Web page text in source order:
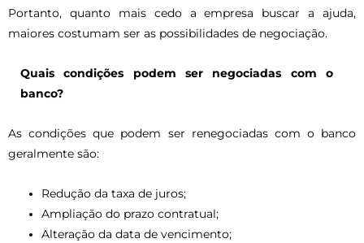
Portanto, quanto mais cedo a empresa buscar a ajuda,
maiores costumam ser as possibilidades de negociação.
Quais condições podem ser negociadas com o
banco?
As condições que podem ser renegociadas com o banco
geralmente são:
Redução da taxa de juros;
Ampliação do prazo contratual;
Alteração da data de vencimento;